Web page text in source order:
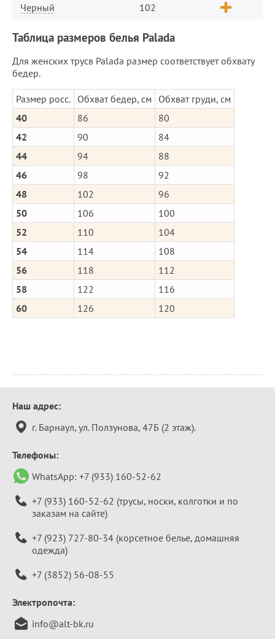
Черный 102
Таблица размеров белья Palada
Для женских трусв Palada размер соответствует обхвату
бедер.
Размер росс. Обхват бедер, см
Обхват груди, см
40
86
80
42
90
84
44
94
88
46
98
92
48
102
96
50
106
100
52
110
104
54
114
108
56
118
112
58
122
116
60
126 120
Контактная
информация
Наш адрес:
г. Барнаул, ул. Ползунова, 47Б (2 этаж).
Телефоны:
WhatsApp: +7 (933) 160-52-62
+7 (933) 160-52-62 (трусы, носки, колготки и по
заказам на сайте)
+7 (923) 727-80-34 (корсетное белье, домашняя
одежда)
+7 (3852) 56-08-55
Электропочта:
info@alt-bk.ru